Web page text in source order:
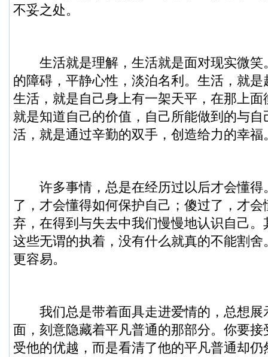
不妥之处。
生活就是理解，生活就是面对现实微笑
的障碍，平静心性，淡泊名利。生活，就
生活，就是自己身上有一架天平，在那上
就是知道自己的价值，自己所能做到的与
活，就是通过辛勤的双手，创造给力的幸福
许多事情，总是在经历过以后才会懂得
了，才会懂得如何保护自己；傻过了，才
弃，在得到与失去中我们慢慢地认识自己
这些无谓的执着，没有什么就真的不能割
更容易。
我们总是带着面具走进爱情的，总想展
面，刻意隐藏着平凡普通的那部分。你要
受他的优越，而是看清了他的平凡普通却